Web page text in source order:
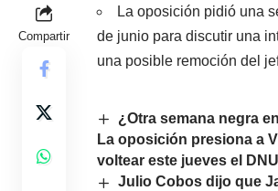
Compartir
La oposición pidió una
de junio para discutir una
una posible remoción del
¿Otra semana negra
La oposición presiona a
voltear este jueves el
Julio Cobos dijo que